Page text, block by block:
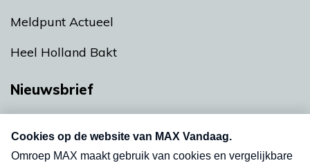
Meldpunt Actueel
Heel Holland Bakt
Nieuwsbrief
nieuwsbrief. Elke vrijdag- en dinsdagochtend in
uw mailbox.